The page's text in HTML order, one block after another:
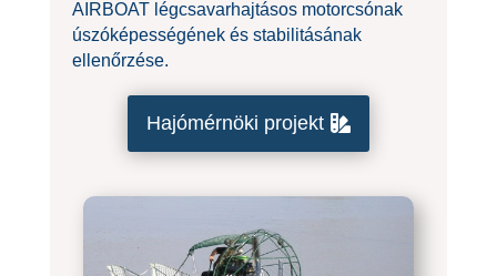
AIRBOAT légcsavarhajtásos motorcsónak
úszóképességének és stabilitásának
ellenőrzése.
Hajómérnöki projekt